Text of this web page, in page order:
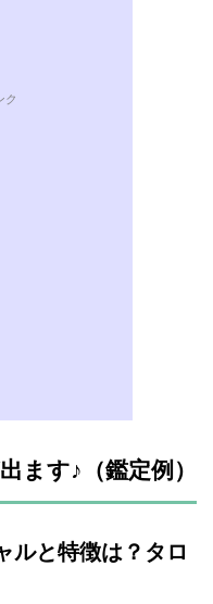
ク
ます♪（鑑定例）
ルと特徴は？タロ